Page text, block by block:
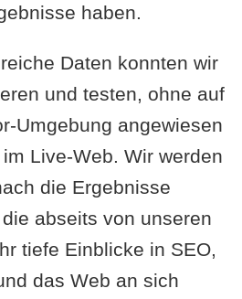
haben.
Daten konnten wir
und testen, ohne auf
Umgebung angewiesen
Live-Web. Wir werden
die Ergebnisse
abseits von unseren
tiefe Einblicke in SEO,
das Web an sich